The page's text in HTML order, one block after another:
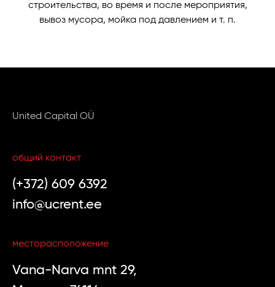
строительства, во время и после мероприятия,
вывоз мусора, мойка под давлением и т. п.
United Capital OÜ
общий контакт
(+372) 609 6392
info@ucrent.ee
месторасположение
Vana-Narva mnt 29,